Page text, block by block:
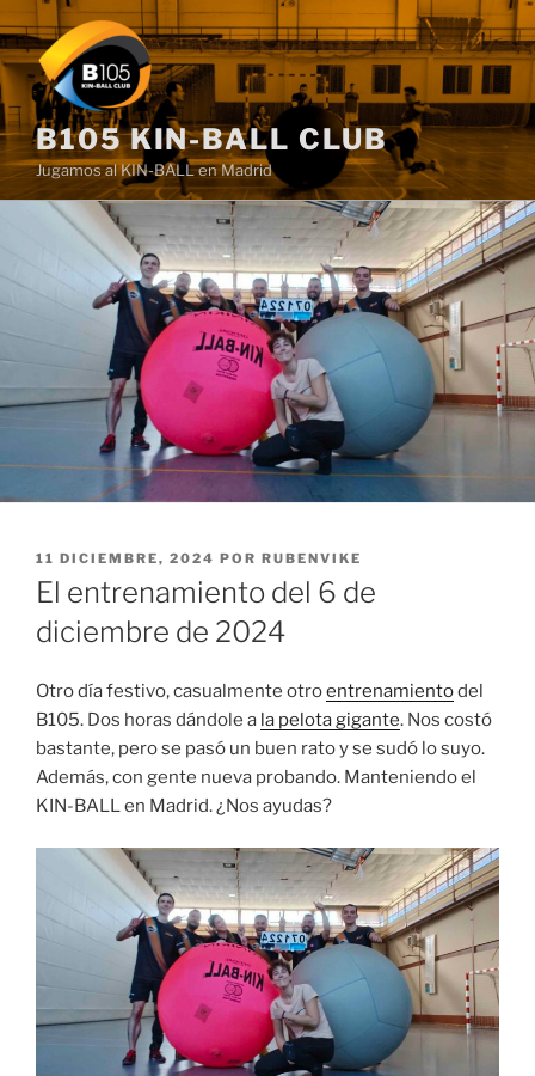
al
contenido
B105 KIN-BALL CLUB
Jugamos al KIN-BALL en Madrid
PUBLICADO
EL
11 DICIEMBRE, 2024 POR RUBENVIKE
El entrenamiento del 6 de
diciembre de 2024
Otro día festivo, casualmente otroentrenamientodel
B105. Dos horas dándole a la pelota gigante. Nos costó
bastante, pero se pasó un buen rato y se sudó lo suyo.
Además, con gente nueva probando. Manteniendo el
KIN-BALL en Madrid. ¿Nos ayudas?